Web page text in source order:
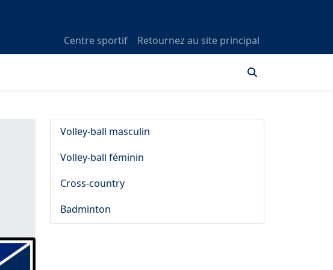
Centre sportif Retournez au site principal
Volley-ball masculin
Volley-ball féminin
Cross-country
Badminton